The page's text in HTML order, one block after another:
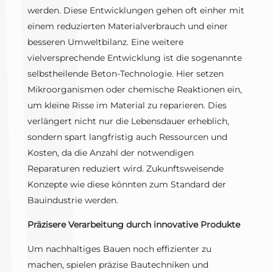
werden. Diese Entwicklungen gehen oft einher mit
einem reduzierten Materialverbrauch und einer
besseren Umweltbilanz. Eine weitere
vielversprechende Entwicklung ist die sogenannte
selbstheilende Beton-Technologie. Hier setzen
Mikroorganismen oder chemische Reaktionen ein,
um kleine Risse im Material zu reparieren. Dies
verlängert nicht nur die Lebensdauer erheblich,
sondern spart langfristig auch Ressourcen und
Kosten, da die Anzahl der notwendigen
Reparaturen reduziert wird. Zukunftsweisende
Konzepte wie diese könnten zum Standard der
Bauindustrie werden.
Präzisere Verarbeitung durch innovative Produkte
Um nachhaltiges Bauen noch effizienter zu
machen, spielen präzise Bautechniken und